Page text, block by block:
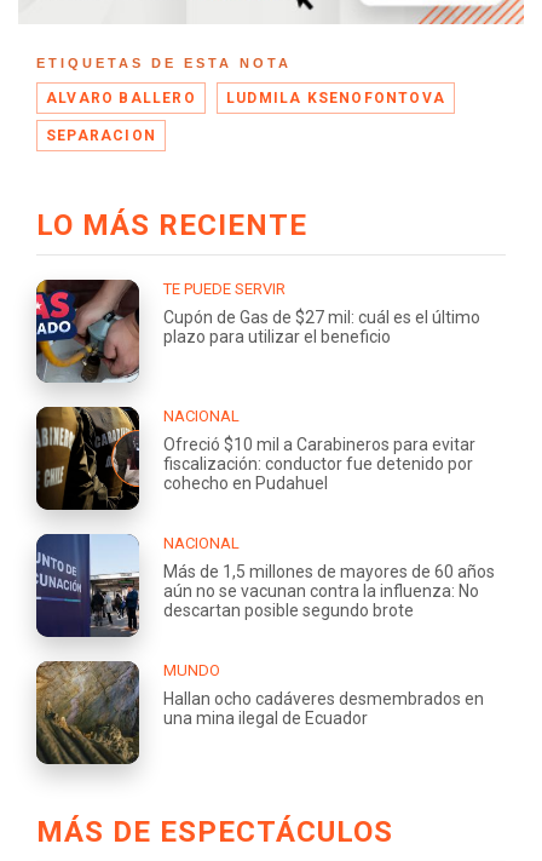
ETIQUETAS DE ESTA NOTA
ALVARO BALLERO ​​LUDMILA KSENOFONTOVA
SEPARACION
LO MÁS RECIENTE
TE PUEDE SERVIR
Cupón de Gas de $27 mil: cuál es el último
plazo para utilizar el beneficio
NACIONAL
Ofreció $10 mil a Carabineros para evitar
fiscalización: conductor fue detenido por
cohecho en Pudahuel
NACIONAL
Más de 1,5 millones de mayores de 60 años
aún no se vacunan contra la influenza: No
descartan posible segundo brote
MUNDO
Hallan ocho cadáveres desmembrados en
una mina ilegal de Ecuador
MÁS DE ESPECTÁCULOS